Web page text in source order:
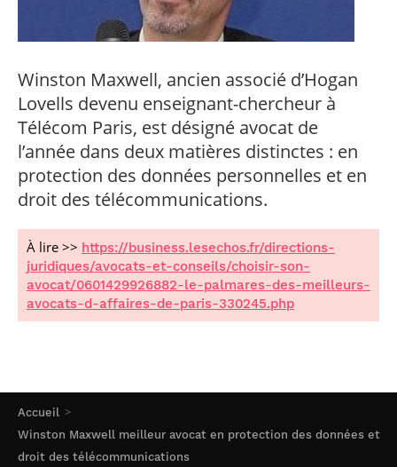
S’engager à Télécom
Numérique
élèves impliqués
Parcours Numérique
Responsable
Corps des Mines
Parcours Talents : un
Corps techniques de
l’État
alternance
(admissions closes)
Expert
cybersécurité des
réseaux et des
systèmes
d’information
Intelligence
Artificielle – Expert
Data & MLops
Intelligence
Artificielle
multimodale et
autonome
handicap, comment
Vous êtes admis,
préparez votre
arrivée
Financement
Entreprises &
solutions Mastère
Spécialisé
Brochures &
contacts
Événements des
formations de
Mastère Spécialisé
professionnel
• Journaliste
• Créateur d’entreprise
Accueil
Winston Maxwell meilleur avocat en protection des données et
droit des télécommunications
Winston Maxwell, ancien associé d’Hogan
Lovells devenu enseignant-chercheur à
Télécom Paris, est désigné avocat de
l’année dans deux matières distinctes : en
protection des données personnelles et en
droit des télécommunications.
À lire >> https://business.lesechos.fr/directions-
juridiques/avocats-et-conseils/choisir-son-
avocat/0601429926882-le-palmares-des-meilleurs-
avocats-d-affaires-de-paris-330245.php